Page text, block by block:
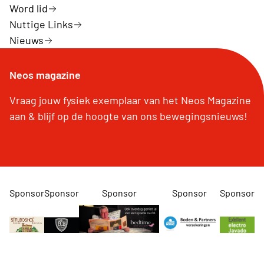
Word lid
Nuttige Links
Nieuws
Neos magazine
Vraag jouw fysiek exemplaar van het Neos Magazine
aan & blijf op de hoogte van ons bewegingsnieuws!
SponsorSponsor Sponsor Sponsor Sponsor